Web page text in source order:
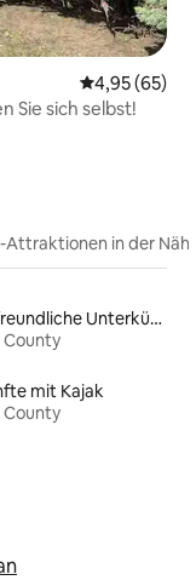
4,95 (65)
Sie sich selbst!
Attraktionen in der
Familienfreundliche Unterkünfte
County
mit Kajak
County